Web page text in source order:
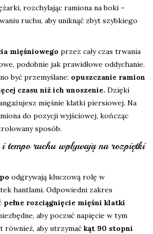
rozchylając ramiona na boki –
ruchu, aby uniknąć zbyt szybkiego
mięśniowego przez cały czas trwania
podobnie jak prawidłowe oddychanie.
być przemyślane: opuszczanie ramion
czasu niż ich unoszenie. Dzięki
mięśnie klatki piersiowej. Na
do pozycji wyjściowej, kończąc
sposób.
tempo ruchu wpływają na rozpiętki
odgrywają kluczową rolę w
hantlami. Odpowiedni zakres
pełne rozciągnięcie mięśni klatki
aby poczuć napięcie w tym
również, aby utrzymać kąt 90 stopni